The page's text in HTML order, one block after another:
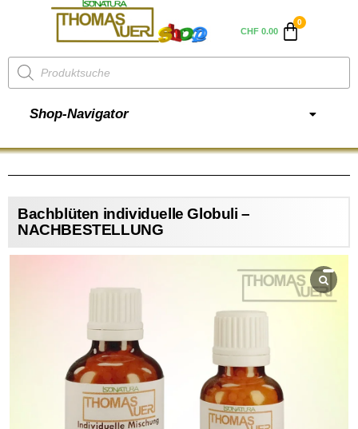
CHF0.00
Shop-Navigator
Bachblüten individuelle Globuli –
NACHBESTELLUNG